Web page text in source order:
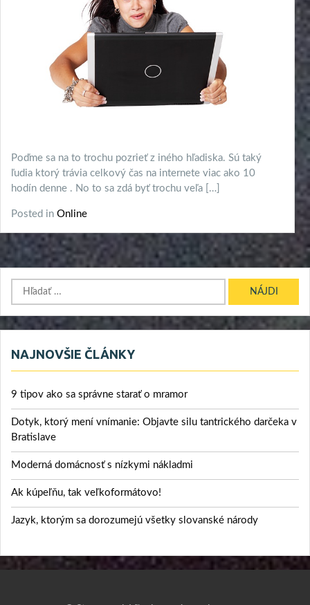
Poďme sa na to trochu pozrieť z iného hľadiska. Sú taký
ľudia ktorý trávia celkový čas na internete viac ako 10
hodín denne . No to sa zdá byť trochu veľa […]
Posted in Online
Hľadať:
NAJNOVŠIE ČLÁNKY
9 tipov ako sa správne starať o mramor
Dotyk, ktorý mení vnímanie: Objavte silu tantrického darčeka v
Bratislave
Moderná domácnosť s nízkymi nákladmi
Ak kúpeľňu, tak veľkoformátovo!
Jazyk, ktorým sa dorozumejú všetky slovanské národy